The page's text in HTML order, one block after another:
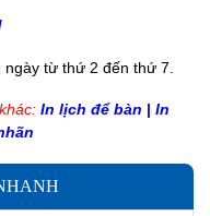
từ thứ 2 đến thứ 7.
In lịch để bàn | In